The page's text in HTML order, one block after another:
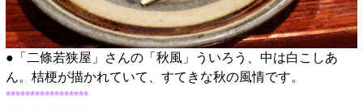
●「二條若狭屋」さんの「秋風」ういろう、中は白こしあ
ん。桔梗が描かれていて、すてきな秋の風情です。
*****************